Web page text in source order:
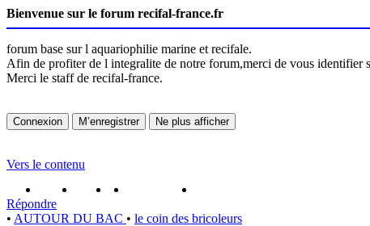
Bienvenue sur le forum recifal-france.fr
forum base sur l aquariophilie marine et recifale.
Afin de profiter de l integralite de notre forum,merci de vous identifier
Merci le staff de recifal-france.
Vers le contenu
portail
forum faq m'enregister
Répondre
• AUTOUR DU BAC • le coin des bricoleurs